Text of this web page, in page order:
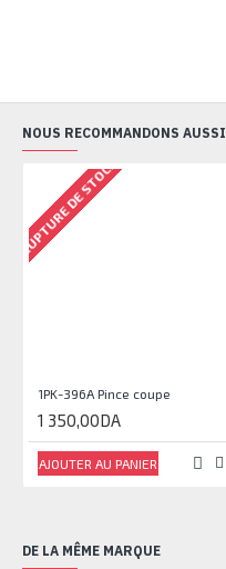
NOUS RECOMMANDONS AUSSI
RUPTURE DE STOCK
1PK-396A Pince coupe
1 350,00DA
AJOUTER AU PANIER
DE LA MÊME MARQUE